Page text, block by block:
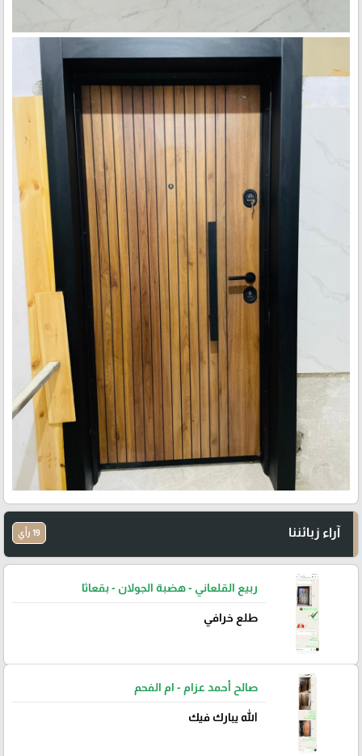
آراء زبائننا 19 رأي
ربيع القلعاني - هضبة الجولان - بقعاثا
طلع خرافي
صالح أحمد عزام - ام الفحم
الله يبارك فيك